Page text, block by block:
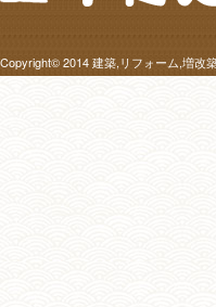
Copyright© 2014建築,リフォーム,増改